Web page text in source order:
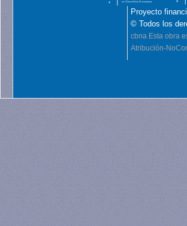
Proyecto
© Todos los
cbna Esta obra
Atribución-